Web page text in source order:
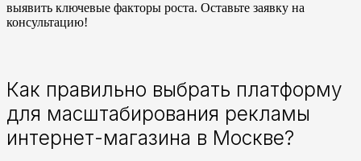
выявить ключевые факторы роста. Оставьте заявку на
консультацию!
Как правильно выбрать платформу
для масштабирования рекламы
интернет-магазина в Москве?